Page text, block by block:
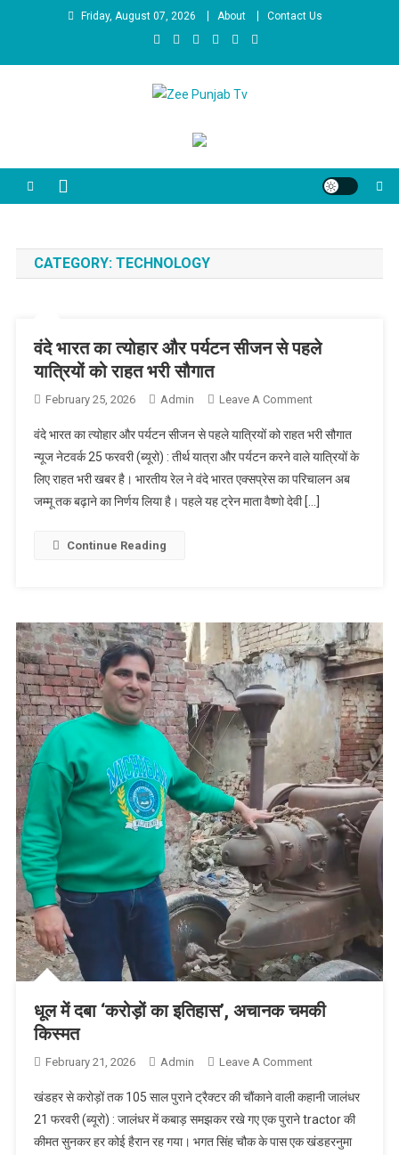
Skip to contentFriday, August 07, 2026 About Contact Us
Zee Punjab Tv
CATEGORY: TECHNOLOGY
वंदे भारत का त्योहार और पर्यटन सीजन से पहले
यात्रियों को राहत भरी सौगात
February 25, 2026 Admin Leave A CommentOn वंदे भारत का
पर्यटन सीजन से
पहले यात्रियों को
राहत भरी सौगात
वंदे भारत का त्योहार और पर्यटन सीजन से पहले यात्रियों को राहत भरी सौगात
न्यूज नेटवर्क 25 फरवरी (ब्यूरो) : तीर्थ यात्रा और पर्यटन करने वाले यात्रियों के
लिए राहत भरी खबर है। भारतीय रेल ने वंदे भारत एक्सप्रेस का परिचालन अब
जम्मू तक बढ़ाने का निर्णय लिया है। पहले यह ट्रेन माता वैष्णो देवी […]
Continue Reading
धूल में दबा ‘करोड़ों का इतिहास’, अचानक चमकी
किस्मत
February 21, 2026 Admin Leave A CommentOn धूल में दबा
इतिहास’,
अचानक चमकी
किस्मत
खंडहर से करोड़ों तक 105 साल पुराने ट्रैक्टर की चौंकाने वाली कहानी जालंधर
21 फरवरी (ब्यूरो) : जालंधर में कबाड़ समझकर रखे गए एक पुराने tractor की
कीमत सुनकर हर कोई हैरान रह गया। भगत सिंह चौक के पास एक खंडहरनुमा